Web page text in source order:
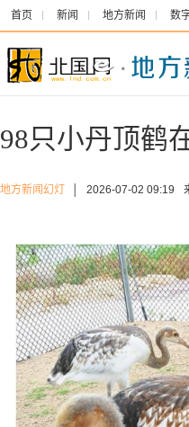
首页 新闻 地方新闻 数
98只小丹顶鹤
地方新闻幻灯 2026-07-02 09:19